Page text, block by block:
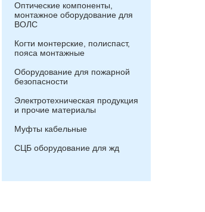
Оптические компоненты,
монтажное оборудование для
ВОЛС
Когти монтерские, полиспаст,
пояса монтажные
Оборудование для пожарной
безопасности
Электротехническая продукция
и прочие материалы
Муфты кабельные
СЦБ оборудование для жд